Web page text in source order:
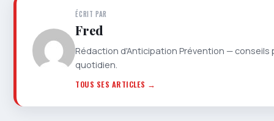
ÉCRIT PAR
Fred
Rédaction d'Anticipation Prévention —
quotidien.
TOUS SES ARTICLES →